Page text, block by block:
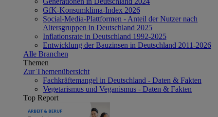
GfK-Konsumklima-Index 2026
Social-Media-Plattformen - Anteil der Nutzer nach
Altersgruppen in Deutschland 2025
Inflationsrate in Deutschland 1992-2025
Entwicklung der Bauzinsen in Deutschland 2011-2026
Alle Branchen
Themen
Zur Themenübersicht
Fachkräftemangel in Deutschland - Daten & Fakten
Vegetarismus und Veganismus - Daten & Fakten
Top Report